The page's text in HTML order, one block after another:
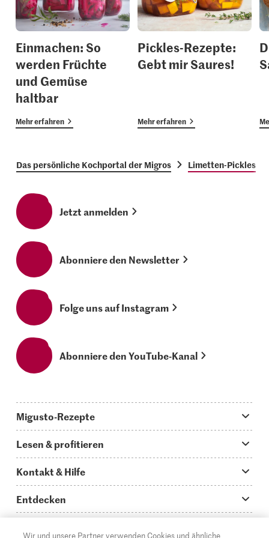
Einmachen: So
werden Früchte
und Gemüse
haltbar
Mehr erfahren
Pickles-Rezepte:
Gebt mir Saures!
Mehr erfahren
Das persönliche Kochportal der Migros Limetten-Pickles
Jetzt anmelden
Abonniere den Newsletter
Folge uns auf Instagram
Abonniere den YouTube-Kanal
Migusto-Rezepte
Was koche ich heute?
Hauptgerichte
Schnelle & einfache Rezepte
Lesen & profitieren
Storys
How to-Videos
Kontakt & Hilfe
Infos zum Kochen mit Migusto
Entdecken
Supermarkt
Wir und unsere Partner verwenden Cookies und ähnliche